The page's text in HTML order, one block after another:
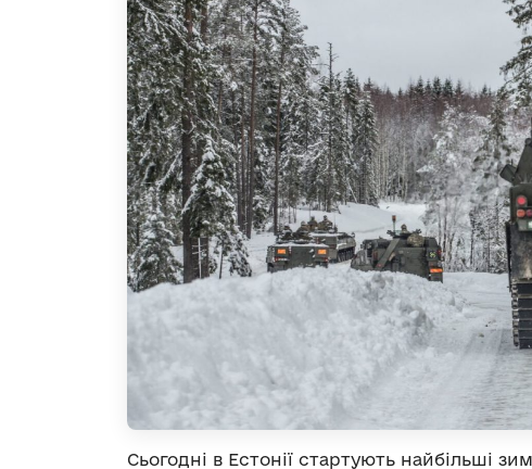
Сьогодні в Естонії стартують найбільші